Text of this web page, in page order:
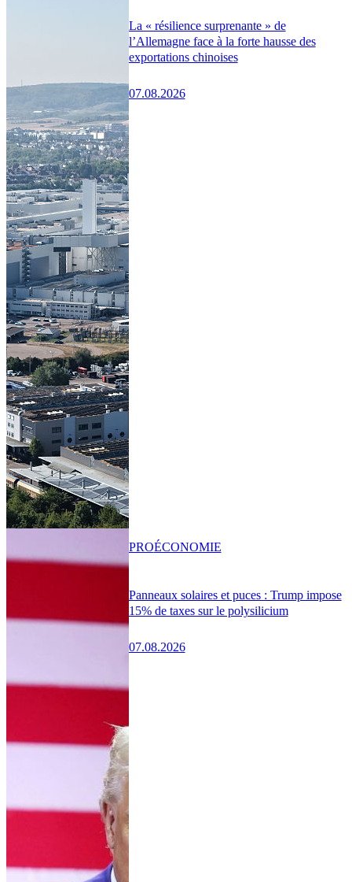
La « résilience surprenante » de
l’Allemagne face à la forte hausse des
exportations chinoises
07.08.2026
Panneaux solaires et puces : Trump impose
15% de taxes sur le polysilicium
07.08.2026
PROÉCONOMIE